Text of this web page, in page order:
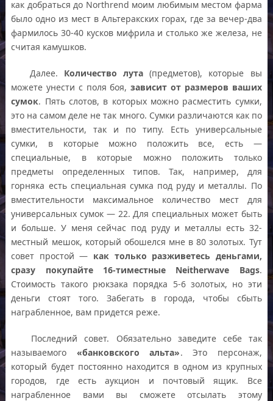
как добраться до Northrend моим любимым местом фарма
было одно из мест в Альтеракских горах, где за вечер-два
фармилось 30-40 кусков мифрила и столько же железа, не
считая камушков.
Далее. Количество лута (предметов), которые вы
можете унести с поля боя,зависит от размеров ваших
сумок. Пять слотов, в которых можно расместить сумки,
это на самом деле не так много. Сумки различаются как по
вместительности, так и по типу. Есть универсальные
сумки, в которые можно положить все, есть —
специальные, в которые можно положить только
предметы определенных типов. Так, например, для
горняка есть специальная сумка под руду и металлы. По
вместительности максимальное количество мест для
универсальных сумок — 22. Для специальных может быть
и больше. У меня сейчас под руду и металлы есть 32-
местный мешок, который обошелся мне в 80 золотых. Тут
совет простой — как только разживетесь деньгами,
сразу покупайте 16-тиместные Neitherwave Bags.
Стоимость такого рюкзака порядка 5-6 золотых, но эти
деньги стоят того. Забегать в города, чтобы сбыть
награбленное, вам придется реже.
Последний совет. Обязательно заведите себе так
называемого «банковского альта». Это персонаж,
который будет постоянно находится в одном из крупных
городов, где есть аукцион и почтовый ящик. Все
награбленное вами вы сможете отсылать этому